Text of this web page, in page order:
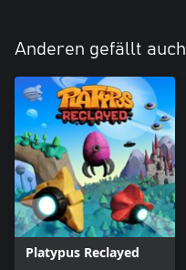
Anderen gefällt auch
Platypus Reclayed